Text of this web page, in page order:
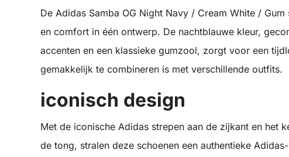
De Adidas Samba OG Night Navy / Cream White /
en comfort in één ontwerp. De nachtblauwe kleur,
accenten en een klassieke gumzool, zorgt voor een
gemakkelijk te combineren is met verschillende outfits.
iconisch design
Met de iconische Adidas strepen aan de zijkant en het
de tong, stralen deze schoenen een authentieke